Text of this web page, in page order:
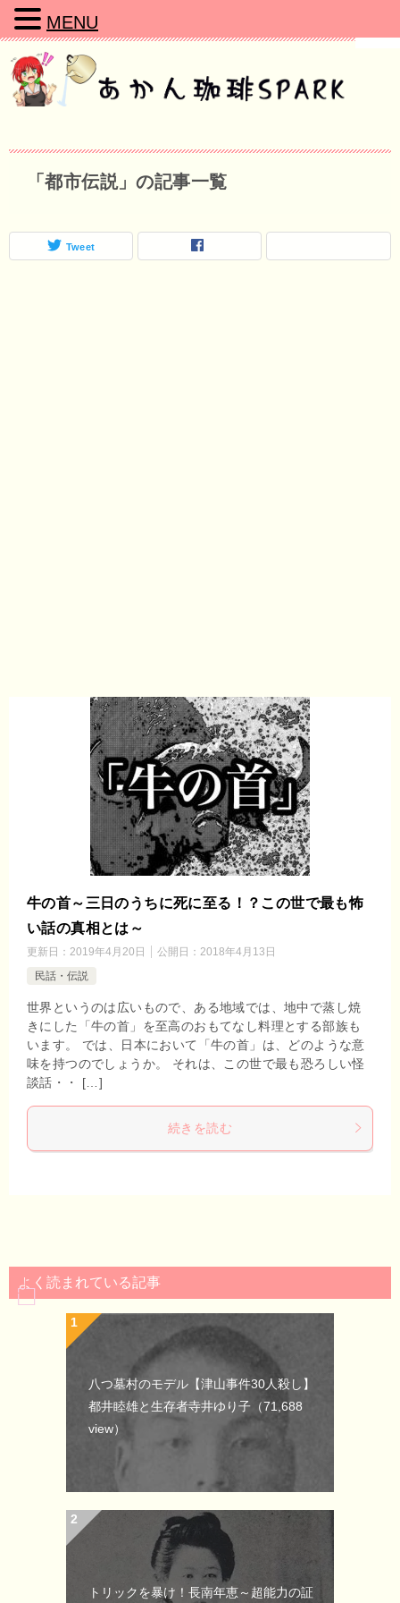
「都市伝説」の記事一覧
Tweet
牛の首～三日のうちに死に至る！？この世で最も怖
い話の真相とは～
更新日： 2019年4月20日 公開日： 2018年4月13日
民話・伝説
世界というのは広いもので、ある地域では、地中で蒸し焼
きにした「牛の首」を至高のおもてなし料理とする部族も
います。 では、日本において「牛の首」は、どのような意
味を持つのでしょうか。 それは、この世で最も恐ろしい怪
談話・・ […]
続きを読む
よく読まれている記事
八つ墓村のモデル【津山事件30人殺し】
都井睦雄と生存者寺井ゆり子 （71,688
view）
トリックを暴け！長南年恵～超能力の証
MENU